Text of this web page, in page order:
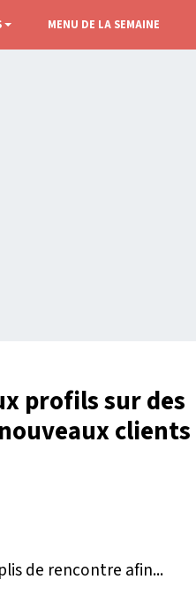
MENU DE LA SEMAINE
profils sur des
clients